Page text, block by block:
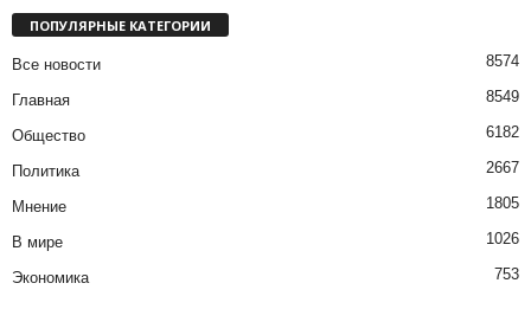
ПОПУЛЯРНЫЕ КАТЕГОРИИ
Все новости 8574
Главная 8549
Общество 6182
Политика 2667
Мнение 1805
В мире 1026
Экономика 753